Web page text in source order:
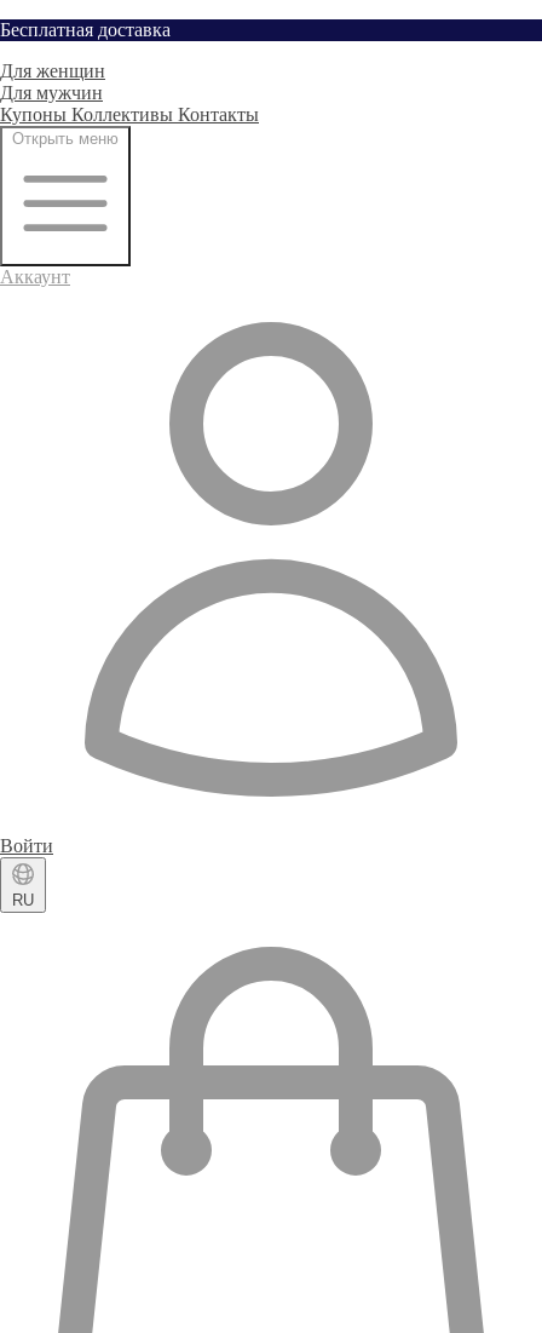
Перейти
содержимому
Бесплатная доставка
Для женщин
Для мужчин
Купоны Коллективы Контакты
Открыть меню
Аккаунт
Войти
RU
Главная